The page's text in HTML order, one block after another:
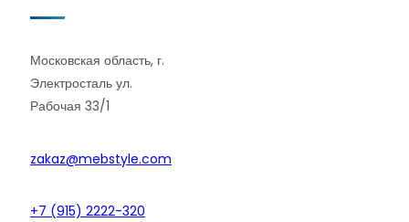
Московская область, г.
Электросталь ул.
Рабочая 33/1
zakaz@mebstyle.com
+7 (915) 2222-320